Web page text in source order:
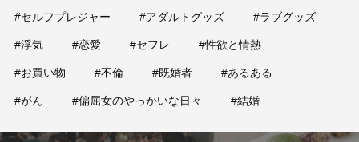
#セルフプレジャー #アダルトグッズ #ラブグッズ
#浮気 #恋愛 #セフレ #性欲と情熱
#お買い物 #不倫 #既婚者 #あるある
#がん #偏屈女のやっかいな日々 #結婚